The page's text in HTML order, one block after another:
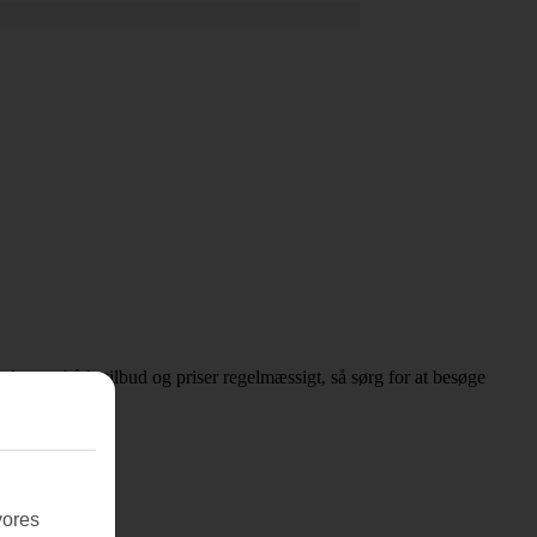
både tilbud og priser regelmæssigt, så sørg for at besøge